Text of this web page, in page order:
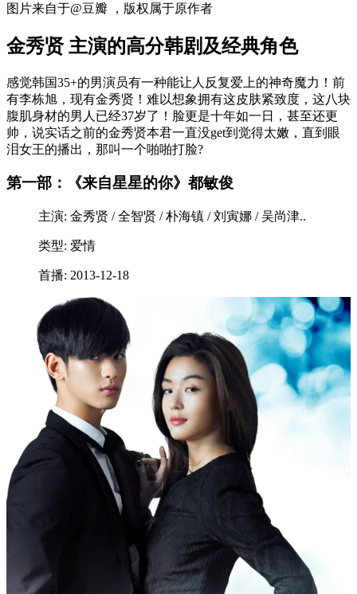
图片来自于@豆瓣 ，版权属于原作者
金秀贤 主演的高分韩剧及经典角色
感觉韩国35+的男演员有一种能让人反复爱上的神奇魔力！前
有李栋旭，现有金秀贤！难以想象拥有这皮肤紧致度，这八块
腹肌身材的男人已经37岁了！脸更是十年如一日，甚至还更
帅，说实话之前的金秀贤本君一直没get到觉得太嫩，直到眼
泪女王的播出，那叫一个啪啪打脸?
第一部：《来自星星的你》都敏俊
主演: 金秀贤 / 全智贤 / 朴海镇 / 刘寅娜 / 吴尚津..
类型: 爱情
首播: 2013-12-18